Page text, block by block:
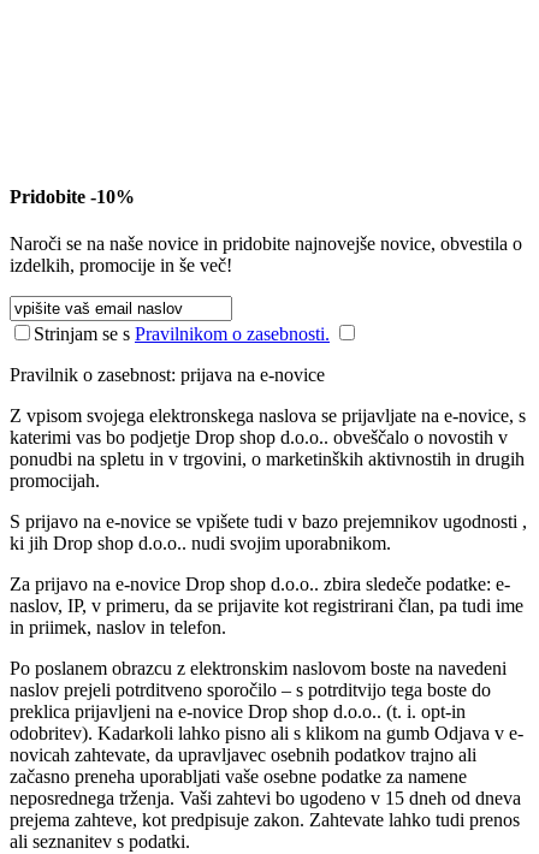
Pridobite -10%
Naroči se na naše novice in pridobite najnovejše novice, obvestila o
izdelkih, promocije in še več!
Strinjam se s Pravilnikom o zasebnosti.
Pravilnik o zasebnost: prijava na e-novice
Z vpisom svojega elektronskega naslova se prijavljate na e-novice, s
katerimi vas bo podjetje Drop shop d.o.o.. obveščalo o novostih v
ponudbi na spletu in v trgovini, o marketinških aktivnostih in drugih
promocijah.
S prijavo na e-novice se vpišete tudi v bazo prejemnikov ugodnosti ,
ki jih Drop shop d.o.o.. nudi svojim uporabnikom.
Za prijavo na e-novice Drop shop d.o.o.. zbira sledeče podatke: e-
naslov, IP, v primeru, da se prijavite kot registrirani član, pa tudi ime
in priimek, naslov in telefon.
Po poslanem obrazcu z elektronskim naslovom boste na navedeni
naslov prejeli potrditveno sporočilo – s potrditvijo tega boste do
preklica prijavljeni na e-novice Drop shop d.o.o.. (t. i. opt-in
odobritev). Kadarkoli lahko pisno ali s klikom na gumb Odjava v e-
novicah zahtevate, da upravljavec osebnih podatkov trajno ali
začasno preneha uporabljati vaše osebne podatke za namene
neposrednega trženja. Vaši zahtevi bo ugodeno v 15 dneh od dneva
prejema zahteve, kot predpisuje zakon. Zahtevate lahko tudi prenos
ali seznanitev s podatki.